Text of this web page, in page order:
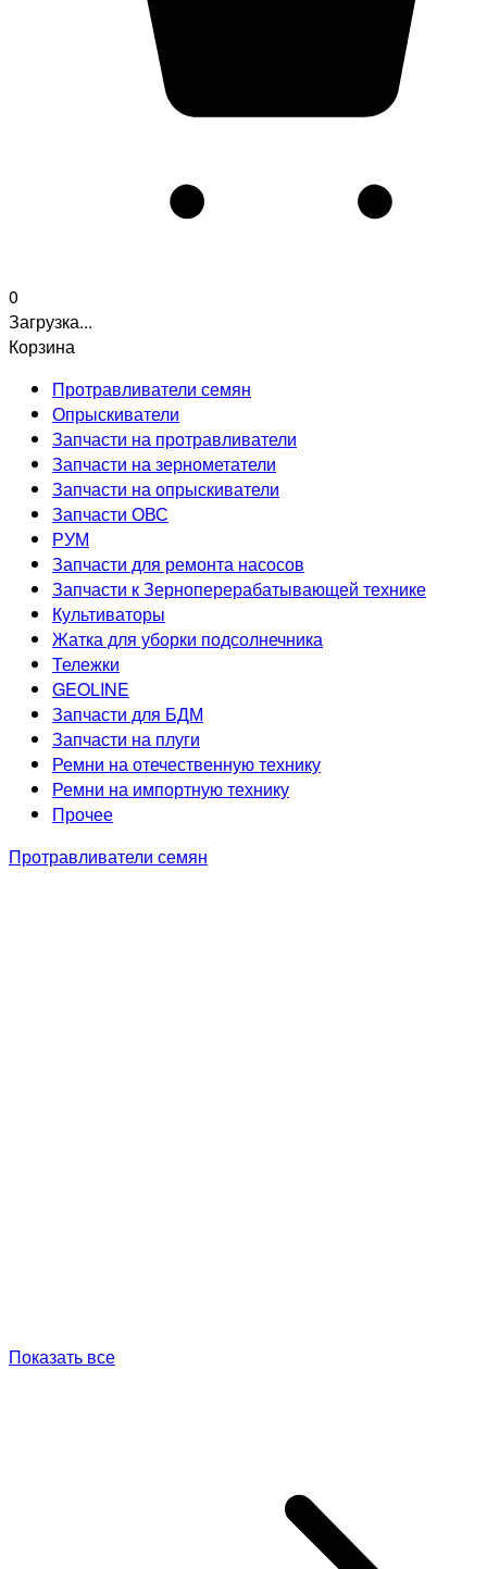
0
Загрузка...
Корзина
Протравливатели семян
Опрыскиватели
Запчасти на протравливатели
Запчасти на зернометатели
Запчасти на опрыскиватели
Запчасти ОВС
РУМ
Запчасти для ремонта насосов
Запчасти к Зерноперерабатывающей технике
Культиваторы
Жатка для уборки подсолнечника
Тележки
GEOLINE
Запчасти для БДМ
Запчасти на плуги
Ремни на отечественную технику
Ремни на импортную технику
Прочее
Протравливатели семян
Показать все